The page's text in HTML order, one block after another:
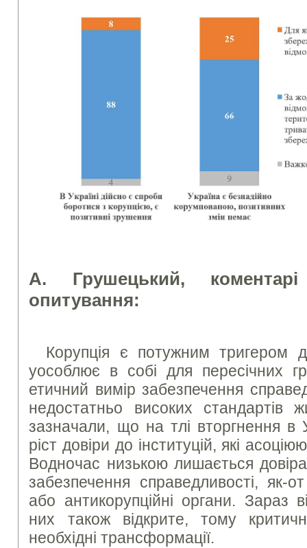
А. Грушецький,
опитування:
Корупція є потужним тригером
уособлює в собі для пересічних
етичний вимір забезпечення
недостатньо високих
зазначали, що на тлі вторгнення в
ріст довіри до інституцій, які
Водночас низькою лишається
забезпечення справедливості, як-
або антикорупційні органи. Зараз
них також відкрите, тому
необхідні трансформації.